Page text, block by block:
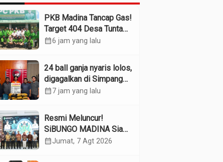
PKB Madina Tancap Gas!
Target 404 Desa Tuntas
Desember, “Pengurus
calendar_month6 jam yang lalu
24 ball ganja nyaris lolos,
digagalkan di Simpang
Empat Panyabungan
calendar_month7 jam yang lalu
Resmi Meluncur!
SiBUNGO MADINA Siap
Optimalkan Pendapatan
calendar_monthJumat, 7 Agt 2026